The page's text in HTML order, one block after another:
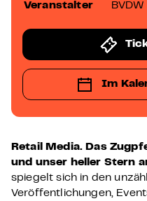
Retail Media. Das
und unser heller Stern
spiegelt sich in den
Veröffentlichungen,
Veranstalter BVDW
Im